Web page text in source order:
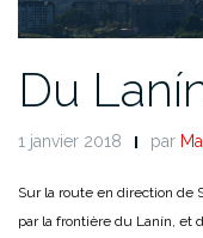
Du
1 janvier 2018 par
Sur la route en direction de
par la frontière du Lanín, et